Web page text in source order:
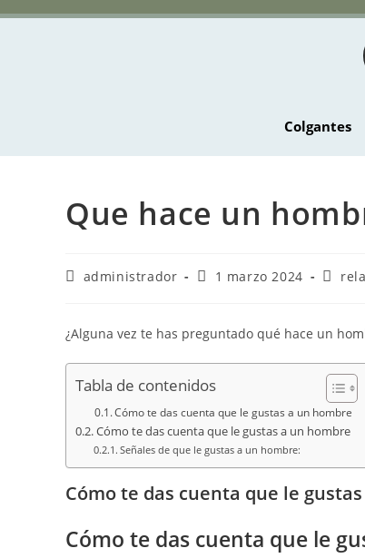
Colgantes
Que hace un
administrador 1 marzo 2024
¿Alguna vez te has preguntado qué hace un
Tabla de contenidos
Cómo te das cuenta que le gustas a un hombre
Cómo te das cuenta que le gustas a un hombre
Señales de que le gustas a un hombre:
Cómo te das cuenta que le
Cómo te das cuenta que le